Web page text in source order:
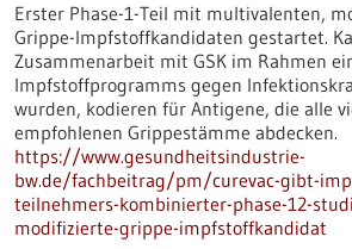
Erster Phase-1-Teil mit multivalenten,
Grippe-Impfstoff­kandidaten gestartet.
Zusammenarbeit mit GSK im Rahmen
Impfstoffprogramms gegen
wurden, kodieren für Antigene, die alle
empfohlenen Grippestämme abdecken.
https://www.gesundheitsindustrie-
bw.de/fachbeitrag/pm/curevac-gibt-
teilnehmers-kombinierter-phase-12-
modifizierte-grippe-impfstoffkandidat